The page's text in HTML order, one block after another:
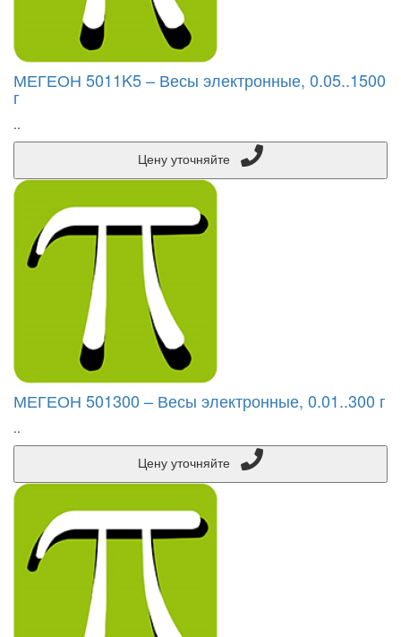
МЕГЕОН 5011K5 – Весы электронные, 0.05..1500
г
..
МЕГЕОН 501300 – Весы электронные, 0.01..300 г
..